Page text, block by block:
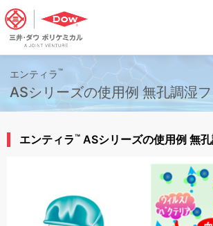
エンティラ™
ASシリーズの使用例 無孔調湿
エンティラ™ ASシリーズの使用例 無